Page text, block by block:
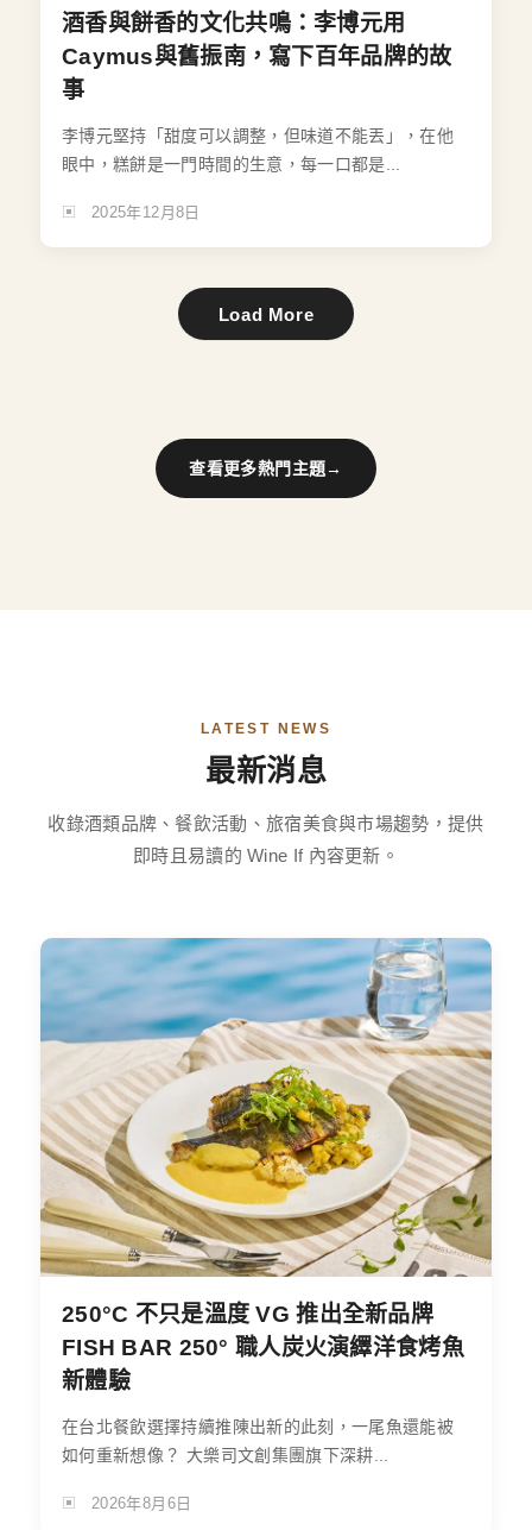
酒香與餅香的文化共鳴：李博元用
Caymus與舊振南，寫下百年品牌的故
事
李博元堅持「甜度可以調整，但味道不能丟」，在他
眼中，糕餅是一門時間的生意，每一口都是...
2025年12月8日
Load More
查看更多熱門主題→
LATEST NEWS
最新消息
收錄酒類品牌、餐飲活動、旅宿美食與市場趨勢，提供
即時且易讀的 Wine If 內容更新。
250°C 不只是溫度 VG 推出全新品牌
FISH BAR 250° 職人炭火演繹洋食烤魚
新體驗
在台北餐飲選擇持續推陳出新的此刻，一尾魚還能被
如何重新想像？ 大樂司文創集團旗下深耕...
2026年8月6日